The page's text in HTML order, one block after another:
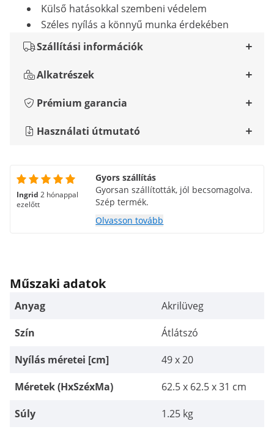
Külső hatásokkal szembeni védelem
Széles nyílás a könnyű munka érdekében
Szállítási információk
Alkatrészek
Prémium garancia
Használati útmutató
Ingrid 2 hónappal
ezelőtt
Gyors szállítás
Gyorsan szállították, jól becsomagolva.
Szép termék.
Olvasson tovább
Műszaki adatok
Anyag
Akrilüveg
Szín
Átlátszó
Nyílás méretei [cm]
49 x 20
Méretek (HxSzéxMa)
62.5 x 62.5 x 31 cm
Súly
1.25 kg